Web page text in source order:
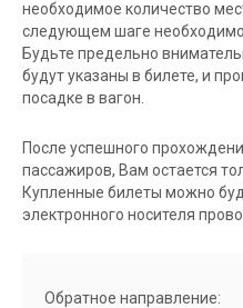
необходимое количество
следующем шаге
Будьте предельно
будут указаны в билете, и
посадке в вагон.
После успешного
пассажиров, Вам остается
Купленные билеты можно
электронного носителя
Обратное направление: